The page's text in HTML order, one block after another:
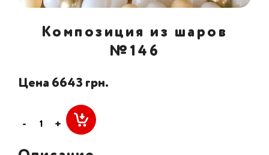
Композиция из шаров
№146
Цена 6643 грн.
- +